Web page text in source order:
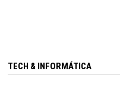
TECH & INFORMÁTICA